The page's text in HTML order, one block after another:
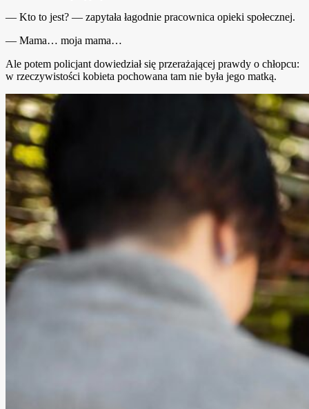
— Kto to jest? — zapytała łagodnie pracownica opieki społecznej.
— Mama… moja mama…
Ale potem policjant dowiedział się przerażającej prawdy o chłopcu:
w rzeczywistości kobieta pochowana tam nie była jego matką.